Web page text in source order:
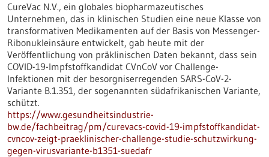
CureVac N.V., ein globales biopharmazeutisches
Unternehmen, das in klinischen Studien eine neue Klasse von
transformativen Medikamenten auf der Basis von Messenger-
Ribonukleinsäure entwickelt, gab heute mit der
Veröffentlichung von präklinischen Daten bekannt, dass sein
COVID-19-Impfstoffkandidat CVnCoV vor Challenge-
Infektionen mit der besorgniserregenden SARS-CoV-2-
Variante B.1.351, der sogenannten südafrikanischen Variante,
schützt.
https://www.gesundheitsindustrie-
bw.de/fachbeitrag/pm/curevacs-covid-19-impfstoffkandidat-
cvncov-zeigt-praeklinischer-challenge-studie-schutzwirkung-
gegen-virusvariante-b1351-suedafr